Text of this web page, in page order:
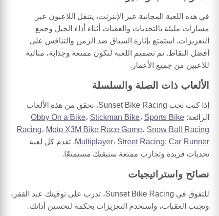
في هذه اللعبة المجانية عبر الإنترنت، يتنقل اللاعبون عبر
مسارات مليئة بالتحديات والعقبات أثناء أداء الحيل وجمع
التعزيزات. استمتع بإثارة السباق ضد الزمن والتنافس على
أفضل النقاط. تم تصميم اللعبة لتكون ممتعة وجذابة، مثالية
للاعبين من جميع الأعمار.
الألعاب ذات الصلة والسلسلة
إذا كنت تحب Sunset Bike Racing، تحقق من هذه الألعاب
الرائعة:
Obby On a Bike، Stickman Bike، Sports Bike
Racing، Moto X3M Bike Race Game، Snow Ball Racing
Multiplayer، Street Racing: Car Runner
. تقدم كل لعبة
تحديات فريدة وتجارب ممتعة ستبقيك مستمتعًا.
نصائح واستراتيجيات
للتفوق في Sunset Bike Racing، تدرب على توقيتك عند القفز،
وتجنب العقبات، واستخدم التعزيزات بحكمة لتحسين أدائك.